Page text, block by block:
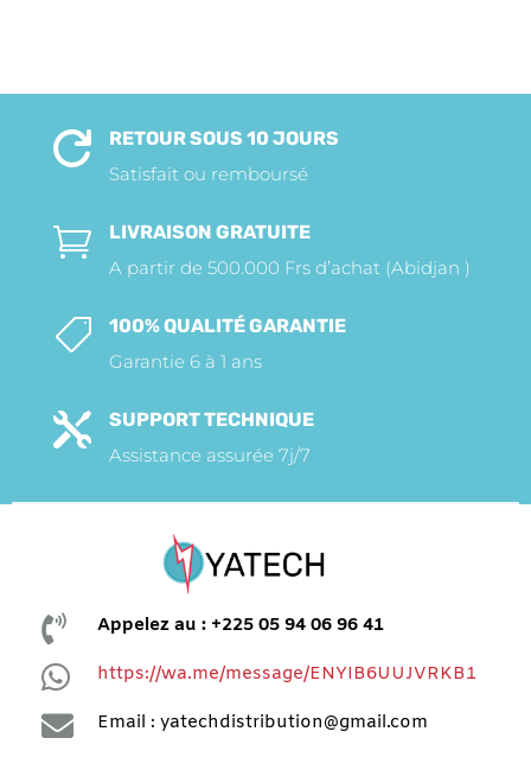

RETOUR SOUS 10 JOURS
Satisfait ou remboursé

LIVRAISON GRATUITE
A partir de 500.000 Frs d’achat (Abidjan )

100% QUALITÉ GARANTIE
Garantie 6 à 1 ans

SUPPORT TECHNIQUE
Assistance assurée 7j/7
 Appelez au : +225 05 94 06 96 41
 https://wa.me/message/ENYIB6UUJVRKB1
 Email : yatechdistribution@gmail.com